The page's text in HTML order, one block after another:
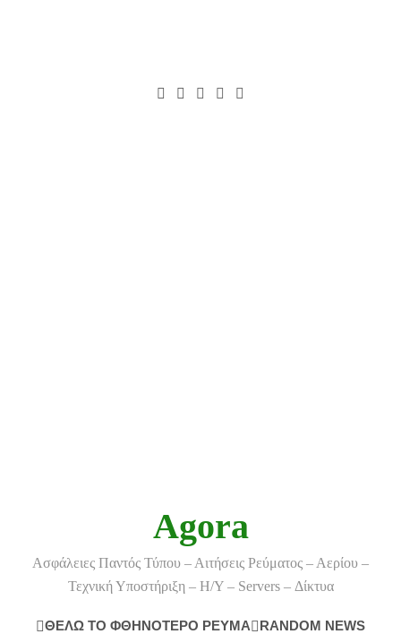
Agora
Ασφάλειες Παντός Τύπου – Αιτήσεις Ρεύματος – Αερίου –
Τεχνική Υποστήριξη – Η/Υ – Servers – Δίκτυα
ΘΕΛΩ ΤΟ ΦΘΗΝΟΤΕΡΟ ΡΕΥΜΑ RANDOM NEWS